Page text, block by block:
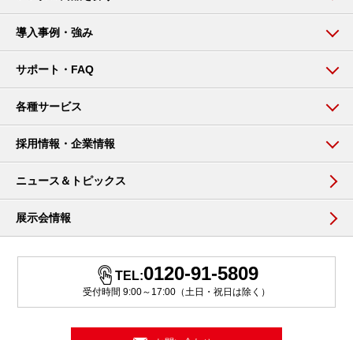
導入事例・強み
サポート・FAQ
各種サービス
採用情報・企業情報
ニュース＆トピックス
展示会情報
TEL:0120-91-5809
受付時間 9:00～17:00（土日・祝日は除く）